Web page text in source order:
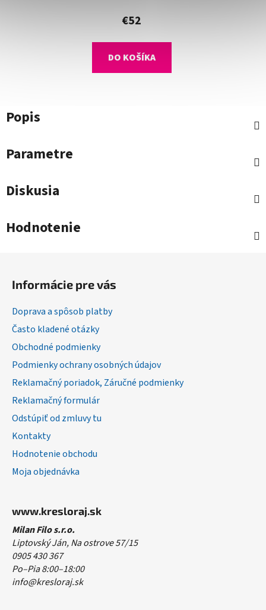
€52
DO KOŠÍKA
Popis
Parametre
Diskusia
Hodnotenie
Informácie pre vás
Doprava a spôsob platby
Často kladené otázky
Obchodné podmienky
Podmienky ochrany osobných údajov
Reklamačný poriadok, Záručné podmienky
Reklamačný formulár
Odstúpiť od zmluvy tu
Kontakty
Hodnotenie obchodu
Moja objednávka
www.kresloraj.sk
Milan Filo s.r.o.
Liptovský Ján, Na ostrove 57/15
0905 430 367
Po–Pia 8:00–18:00
info@kresloraj.sk